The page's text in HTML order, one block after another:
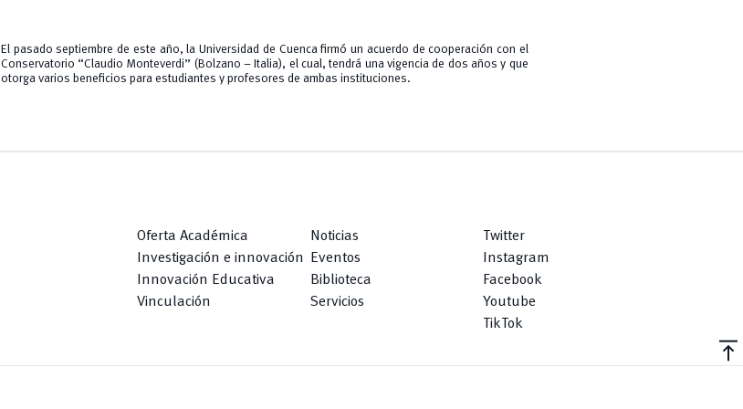
El pasado septiembre de este año, la Universidad de Cuenca firmó un acuerdo de cooperación con el
Conservatorio “Claudio Monteverdi” (Bolzano – Italia), el cual, tendrá una vigencia de dos años y que
otorga varios beneficios para estudiantes y profesores de ambas instituciones.
Oferta Académica
Investigación e innovación
Innovación Educativa
Vinculación
Noticias
Eventos
Biblioteca
Servicios
Twitter
Instagram
Facebook
Youtube
TikTok
vertical_align_top